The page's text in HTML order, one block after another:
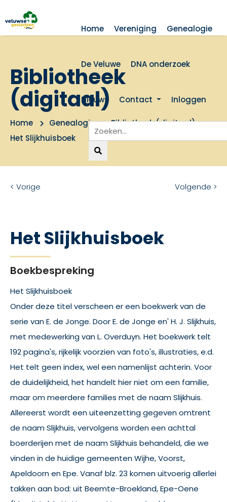
Home Vereniging Genealogie
De Veluwe DNA onderzoek
Nieuws Contact Inloggen
Bibliotheek
(digitaal)
Home Genealogie
Bibliotheek (digitaal)
Het Slijkhuisboek
< Vorige Volgende >
Het Slijkhuisboek
Boekbespreking
Het Slijkhuisboek
Onder deze titel verscheen er een boekwerk van de
serie van E. de Jonge. Door E. de Jonge en' H. J. Slijkhuis,
met medewerking van L. Overduyn. Het boekwerk telt
192 pagina's, rijkelijk voorzien van foto's, illustraties, e.d.
Het telt geen index, wel een namenlijst achterin. Voor
de duidelijkheid, het handelt hier niet om een familie,
maar om meerdere families met de naam Slijkhuis.
Allereerst wordt een uiteenzetting gegeven omtrent
de naam Slijkhuis, vervolgens worden een achttal
boerderijen met de naam Slijkhuis behandeld, die we
vinden in de huidige gemeenten Wijhe, Voorst,
Apeldoorn en Epe. Vanaf blz. 23 komen uitvoerig allerlei
takken aan bod: uit Beemte-Broekland, Epe-Oene